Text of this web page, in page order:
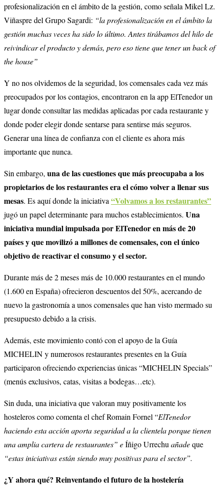
profesionalización en el ámbito de la gestión, como señala Mikel Lz.
Viñaspre del Grupo Sagardi: “la profesionalización en el ámbito la
gestión muchas veces ha sido lo último. Antes tirábamos del hilo de
reivindicar el producto y demás, pero eso tiene que tener un back of
the house”
Y no nos olvidemos de la seguridad, los comensales cada vez más
preocupados por los contagios, encontraron en la app ElTenedor un
lugar donde consultar las medidas aplicadas por cada restaurante y
donde poder elegir donde sentarse para sentirse más seguros.
Generar una línea de confianza con el cliente es ahora más
importante que nunca.
Sin embargo, una de las cuestiones que más preocupaba a los
propietarios de los restaurantes era el cómo volver a llenar sus
mesas. Es aquí donde la iniciativa “Volvamos a los restaurantes”
jugó un papel determinante para muchos establecimientos. Una
iniciativa mundial impulsada por ElTenedor en más de 20
países y que movilizó a millones de comensales, con el único
objetivo de reactivar el consumo y el sector.
Durante más de 2 meses más de 10.000 restaurantes en el mundo
(1.600 en España) ofrecieron descuentos del 50%, acercando de
nuevo la gastronomía a unos comensales que han visto mermado su
presupuesto debido a la crisis.
Además, este movimiento contó con el apoyo de la Guía
MICHELIN y numerosos restaurantes presentes en la Guía
participaron ofreciendo experiencias únicas “MICHELIN Specials”
(menús exclusivos, catas, visitas a bodegas…etc).
Sin duda, una iniciativa que valoran muy positivamente los
hosteleros como comenta el chef Romain Fornel “ElTenedor
haciendo esta acción aporta seguridad a la clientela porque tienen
una amplia cartera de restaurantes” eÍñigo Urrechu añadeque
“estas iniciativas están siendo muy positivas para el sector”.
¿Y ahora qué? Reinventando el futuro de la hostelería